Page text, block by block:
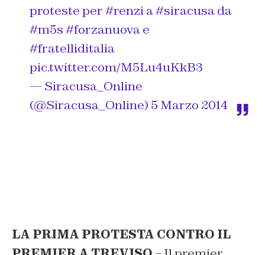
proteste per#renzia#siracusada
#m5s#forzanuovae
#fratelliditalia
pic.twitter.com/M5Lu4uKkB3
— Siracusa_Online
(@Siracusa_Online) 5 Marzo 2014
LA PRIMA PROTESTA CONTRO IL